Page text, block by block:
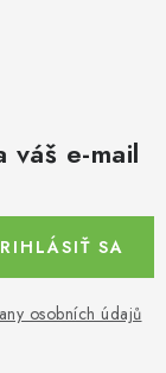
váš e-mail
osobních údajů
SA